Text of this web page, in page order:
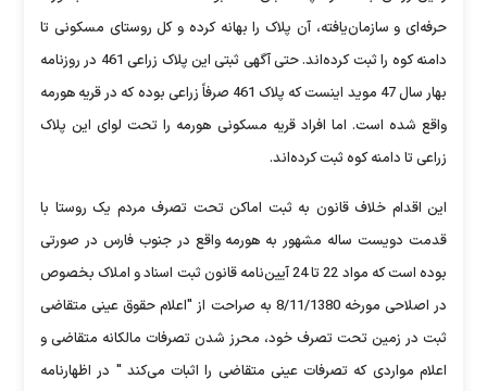
حرفه‌ای و سازمان‌یافته، آن پلاک را بهانه کرده و کل روستای مسکونی تا
دامنه کوه را ثبت کرده‌اند. حتی آگهی ثبتی این پلاک زراعی 461 در روزنامه
بهار سال 47 موید اینست که پلاک 461 صرفاً زراعی بوده که در قریه هورمه
واقع شده است. اما افراد قریه مسکونی هورمه را تحت لوای این پلاک
زراعی تا دامنه کوه ثبت کرده‌اند.
این اقدام خلاف قانون به ثبت اماکن تحت تصرف مردم یک روستا با
قدمت دویست ساله مشهور به هورمه واقع در جنوب فارس در صورتی
بوده است که مواد 22 تا 24 آیین‌نامه قانون ثبت اسناد و املاک بخصوص
در اصلاحی مورخه 8/11/1380 به صراحت از "اعلام حقوق عینی متقاضی
ثبت در زمین تحت تصرف خود، محرز شدن تصرفات مالکانه متقاضی و
اعلام مواردی که تصرفات عینی متقاضی را اثبات می‌کند " در اظهارنامه